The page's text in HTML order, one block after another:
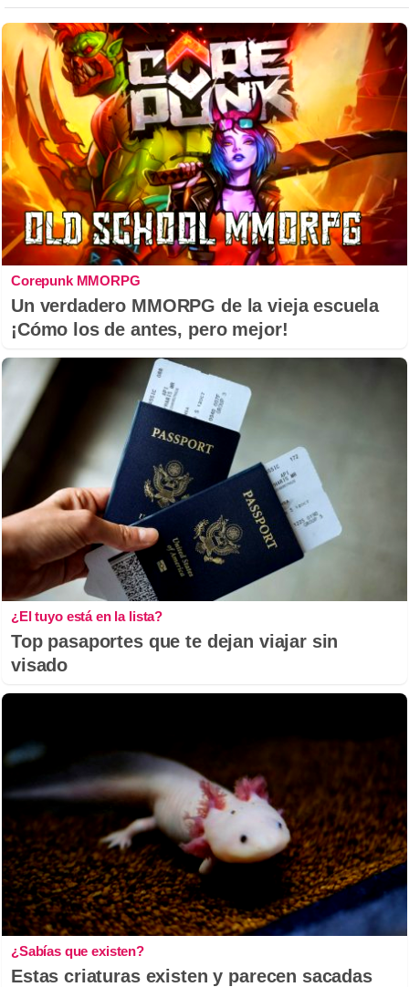
Corepunk MMORPG
Un verdadero MMORPG de la vieja escuela
¡Cómo los de antes, pero mejor!
¿El tuyo está en la lista?
Top pasaportes que te dejan viajar sin
visado
¿Sabías que existen?
Estas criaturas existen y parecen sacadas